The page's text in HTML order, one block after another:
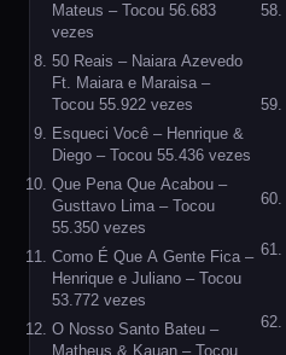
Mateus – Tocou 56.683
vezes
50 Reais – Naiara Azevedo
Ft. Maiara e Maraisa –
Tocou 55.922 vezes
Esqueci Você – Henrique &
Diego – Tocou 55.436 vezes
Que Pena Que Acabou –
Gusttavo Lima – Tocou
55.350 vezes
Como É Que A Gente Fica –
Henrique e Juliano – Tocou
53.772 vezes
O Nosso Santo Bateu –
Matheus & Kauan – Tocou